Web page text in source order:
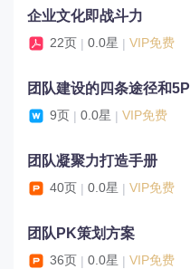
企业文化即战斗力
22页 | 0.0星 | VIP免费
团队建设的四条途径和5P
9页 | 0.0星 | VIP免费
团队凝聚力打造手册
40页 | 0.0星 | VIP免费
团队PK策划方案
36页 | 0.0星 | VIP免费